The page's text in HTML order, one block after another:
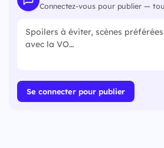
Connectez-vous pour publier —
Se connecter pour publier